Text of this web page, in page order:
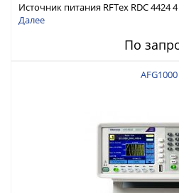
Источник питания RFTex RDC 4424
Далее
По
AFG1000